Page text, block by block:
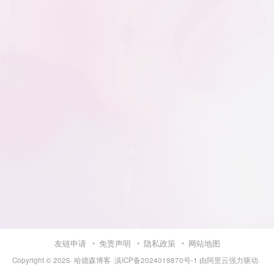
友链申请 免责声明 隐私政策 网站地图
Copyright © 2025· 哈德森博客 ·滇ICP备2024019870号-1 由阿里云强力驱动.